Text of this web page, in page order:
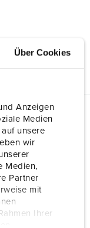
Über Cookies
Anzeigen
Medien
unsere
wir
Medien,
Partner
mit
Ihrer